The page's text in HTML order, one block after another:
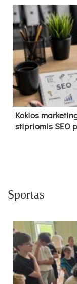
Kokios
stipriomis SEO
Sportas